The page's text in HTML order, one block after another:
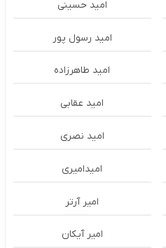
امید حسینی
امید رسول پور
امید طاهرزاده
امید عقابی
امید نصری
امیدامیری
امیر آرتر
امیر آیکان